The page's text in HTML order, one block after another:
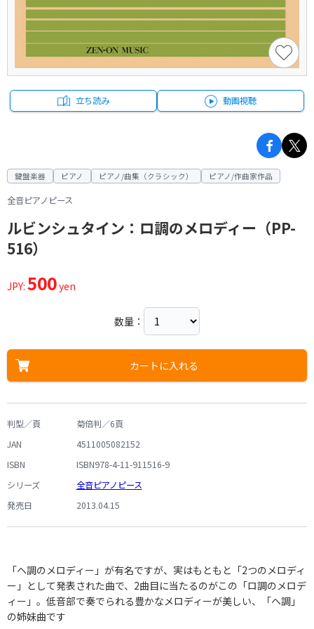
立ち読み 動画視聴
鍵盤楽器 ピアノ ピアノ/曲集（クラシック） ピアノ/作曲家作品
全音ピアノピース
ルビンシュタイン：ロ調のメロディー（PP-
516）
JPY: 500yen
数量：
カートに入れる
判型／頁
菊倍判／6頁
JAN
4511005082152
ISBN
ISBN978-4-11-911516-9
シリーズ
全音ピアノピース
発売日
2013.04.15
「ヘ調のメロディー」が有名ですが、実はもともと「2つのメロディ
ー」として発表された曲で、2曲目に当たるのがこの「ロ調のメロデ
ィー」。低音部で奏でられる豊かなメロディーが美しい、「ヘ調」
の姉妹曲です